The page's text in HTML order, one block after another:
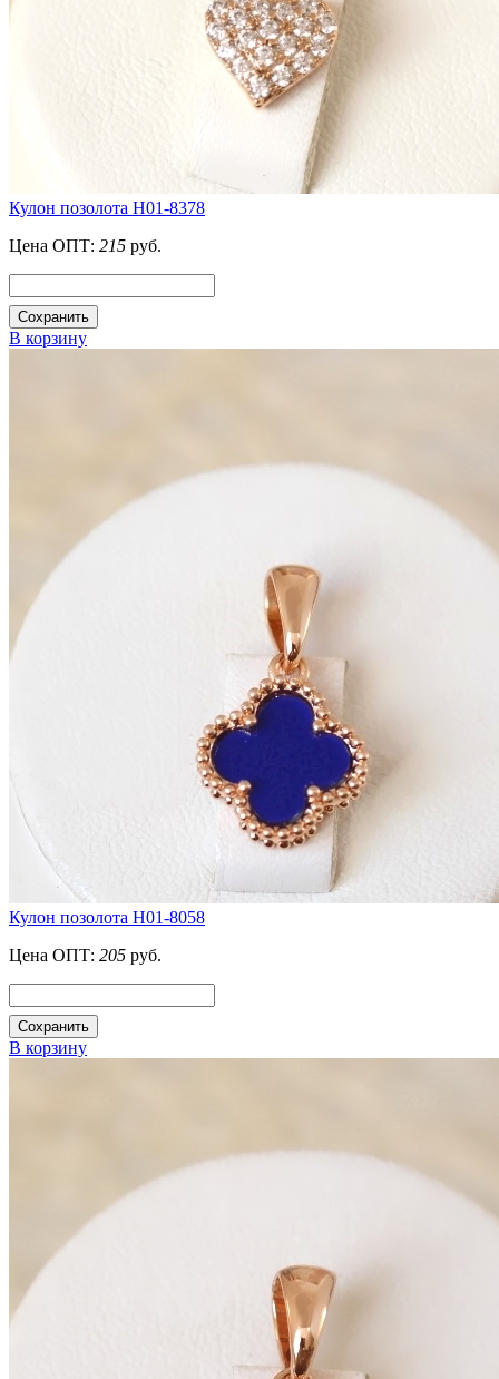
Кулон позолота H01-8378
Цена ОПТ: 215 руб.
Сохранить
В корзину
Кулон позолота H01-8058
Цена ОПТ: 205 руб.
Сохранить
В корзину